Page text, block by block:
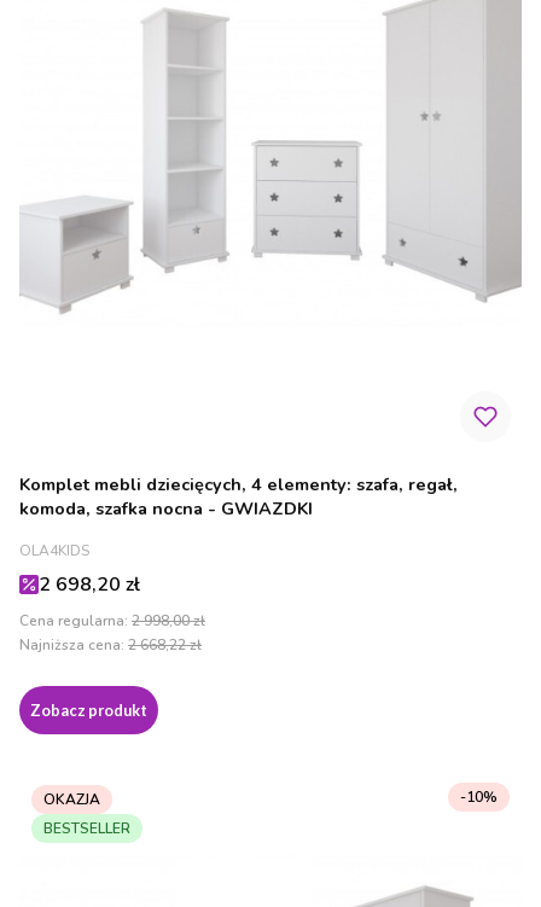
Komplet mebli dziecięcych, 4 elementy: szafa, regał,
komoda, szafka nocna - GWIAZDKI
PRODUCENT
OLA4KIDS
Cena promocyjna
2 698,20 zł
Cena regularna: 2 998,00 zł
Najniższa cena: 2 668,22 zł
Zobacz produkt
OKAZJA
BESTSELLER
-10%